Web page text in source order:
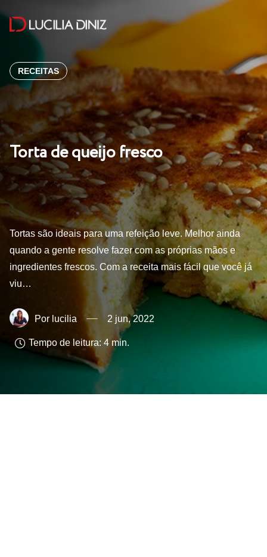
RECEITAS
Torta de queijo fresco
Tortas são ideais para uma refeição leve. Melhor ainda
quando a gente resolve fazer com as próprias mãos e
ingredientes frescos. Com a receita mais fácil que você já
viu…
lucilia 2 jun, 2022
Tempo de leitura: 4 min.